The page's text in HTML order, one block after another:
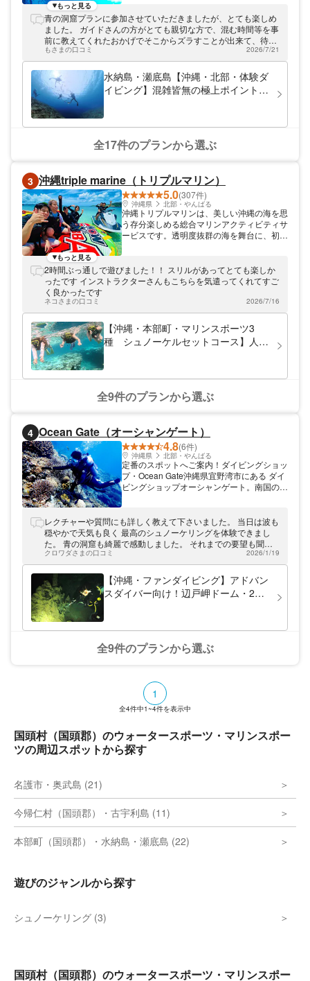
ダイビングやシュノーケルツアーをメインに
したツアーを開催しております。 1グループ
貸切制ツアーなので安心・安全！ ベテラン
ガイドと一緒に、青の洞窟や沖縄の美しい海
を見て楽しく回りましょう。 シンプルマリ
ンサービスだから出来る嬉しい特典多数！！
餌付け、水中写真、動画がすべて無料でプレ
ゼント。 写真、動画について。 枚数制限な
型店には無い、小さなショップだから出来る
オモテナシを提供します。
もっと見る
青の洞窟プランに参加させていただきましたが、とても楽しめ
ました。 ガイドさんの方がとても親切な方で、混む時間等を事
前に教えてくれたおかげでそこからズラすことが出来て、待つ
時間等も少なく体験できました。 また、頻繁に後ろを確認して
くださったこともあって安心して潜ることができました。 写真
や動画についても終わった後に共有いただけて、楽しかったで
す。 ありがとうございました。
もさまの口コミ 2026/7/21
水納島・瀬底島【沖縄・北部・体験ダ
イビング】混雑皆無の極上ポイント！
心、安全1グループにベテランガイド
貸切
全17件のプランから選ぶ
3 沖縄triple marine（トリプルマリン）
5.0(307件)
沖縄県 北部・やんばる
沖縄トリプルマリンは、美しい沖縄の海を思
う存分楽しめる総合マリンアクティビティサ
ービスです。透明度抜群の海を舞台に、初心
プランを幅広くご用意しています。人気のシ
ュノーケリングやパラセーリング、クリアサ
ティをいち早く取り入れ、沖縄ならではの特
別な時間をお届けしています。 経験豊富な
インストラクターが常にサポートするため、
初めての方でも安心。丁寧なレクチャーと安
全管理のもと、沖縄の海の魅力をしっかり味
体験できない特別な思い出になるはずです。
また、青い空をバックにふわりと浮かぶパラ
セーリングは、沖縄の海を上空から一望でき
さらに、グループ旅行やカップル、ファミリ
ー向けのお得なセットプランも多数ご用意。
時間を効率よく使いたい方や、いろいろな遊
びを一度に体験したい方にもおすすめです。
スタッフは明るくフレンドリーで、お客様一
人ひとりのペースに合わせてサポートしてく
「なにか特別な体験をしたい」と思っている
方にぴったり。美しい海と空に囲まれなが
ら、心に残る最高の思い出を、一緒につくり
もっと見る
2時間ぶっ通しで遊びました！！ スリルがあってとても楽しか
ったです インストラクターさんもこちらを気遣ってくれてすご
く良かったです
ネコさまの口コミ 2026/7/16
【沖縄・本部町・マリンスポーツ3
種 シュノーケルセットコース】人気
全9件のプランから選ぶ
4 Ocean Gate（オーシャンゲート）
4.8(6件)
沖縄県 北部・やんばる
定番のスポットへご案内！ダイビングショッ
プ・Ocean Gate沖縄県宜野湾市にある ダイ
ビングショップオーシャンゲート。南国の綺
どりのサカナたちと戯れることができます
よ。沖縄の定番スポット、青の洞窟にもご案
内します。
レクチャーや質問にも詳しく教えて下さいました。 当日は波も
穏やかで天気も良く 最高のシュノーケリングを体験できまし
た。 青の洞窟も綺麗で感動しました。 それまでの要望も聞い
ていただいて 満足です。 ありがとうございました。
クロワダさまの口コミ 2026/1/19
【沖縄・ファンダイビング】アドバン
スダイバー向け！辺戸岬ドーム・2ボ
全9件のプランから選ぶ
1
全4件中1~4件を表示中
国頭村（国頭郡）のウォータースポーツ・マリンスポー
ツの周辺スポットから探す
名護市・奥武島 (21)
今帰仁村（国頭郡）・古宇利島 (11)
本部町（国頭郡）・水納島・瀬底島 (22)
遊びのジャンルから探す
シュノーケリング (3)
国頭村（国頭郡）のウォータースポーツ・マリンスポー